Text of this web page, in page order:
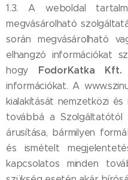
1.3. A weboldal
megvásárolható
során megvásárolható
elhangzó információkat
hogy FodorKatka Kft.
információkat. A
kialakítását nemzetközi
továbbá a Szolgáltatótól
árusítása, bármilyen
és ismételt
kapcsolatos minden